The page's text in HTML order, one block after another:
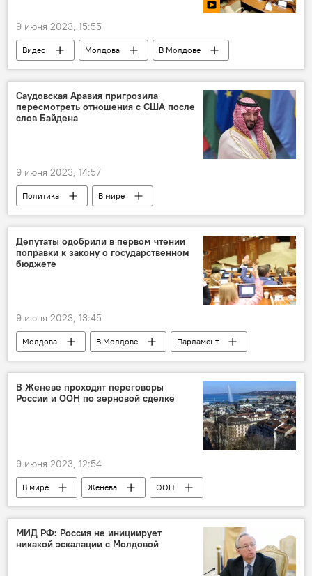
9 июня 2023, 15:55
Видео Молдова
В Молдове
Итоги недели
Саудовская Аравия пригрозила
пересмотреть отношения с США после
слов Байдена
9 июня 2023, 14:57
Политика
В мире
Саудовская Аравия
США
Депутаты одобрили в первом чтении
поправки к закону о государственном
бюджете
9 июня 2023, 13:45
Молдова В Молдове
Парламент
бюджет
национальный публичный бюджет
В Женеве проходят переговоры
России и ООН по зерновой сделке
9 июня 2023, 12:54
В мире Женева
ООН
Россия
переговоры
МИД РФ: Россия не инициирует
никакой эскалации с Молдовой